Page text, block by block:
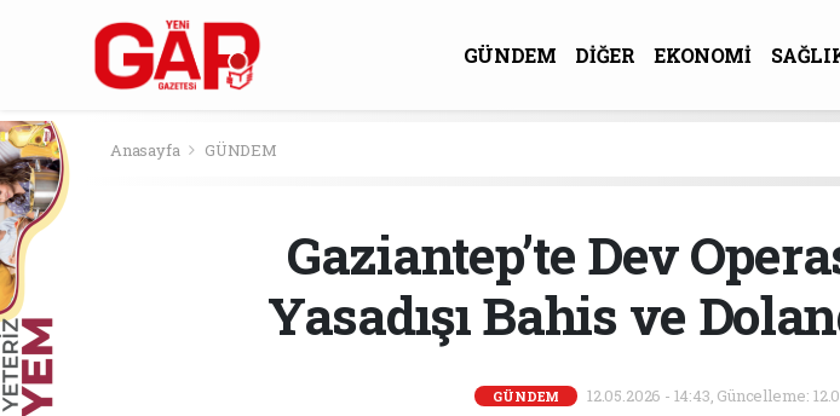
GÜNDEM DİĞER EKONOMİ
Anasayfa GÜNDEM
Gaziantep’te Dev
Yasadışı Bahis ve
GÜNDEM 12.05.2026 - 14:43, Güncelleme: